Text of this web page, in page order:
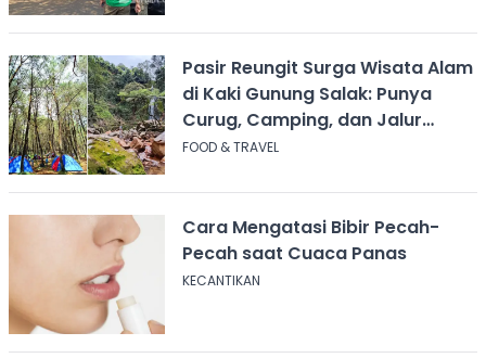
Pasir Reungit Surga Wisata Alam
di Kaki Gunung Salak: Punya
Curug, Camping, dan Jalur
Pendakian
FOOD & TRAVEL
Cara Mengatasi Bibir Pecah-
Pecah saat Cuaca Panas
KECANTIKAN